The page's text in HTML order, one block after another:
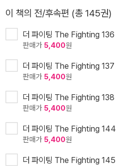
이 책의 전/후속편 (총 145권)
더 파이팅 The Fighting 136
판매가 5,400원
더 파이팅 The Fighting 137
판매가 5,400원
더 파이팅 The Fighting 138
판매가 5,400원
더 파이팅 The Fighting 144
판매가 5,400원
더 파이팅 The Fighting 145